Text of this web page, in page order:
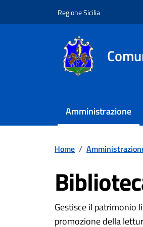
Regione Sicilia
Amministrazione
Home /
Dettagli
Gestisce il patrimonio
promozione della